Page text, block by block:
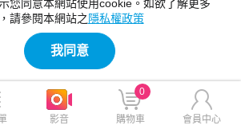
您同意本網站使用cookie。如欲了解更多
請參閱本網站之 隱私權政策
我同意
影音 購物車
0
會員中心